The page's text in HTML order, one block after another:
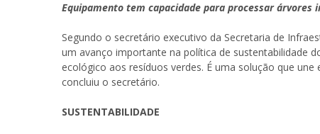
Equipamento tem capacidade para processar árvores
Segundo o secretário executivo da Secretaria de
um avanço importante na política de sustentabilidade
ecológico aos resíduos verdes. É uma solução que
concluiu o secretário.
SUSTENTABILIDADE